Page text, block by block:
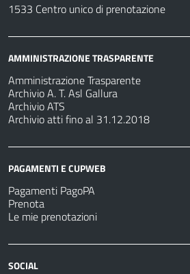
1533 Centro unico di prenotazione
AMMINISTRAZIONE TRASPARENTE
Amministrazione Trasparente
Archivio A. T. Asl Gallura
Archivio ATS
Archivio atti fino al 31.12.2018
PAGAMENTI E CUPWEB
Pagamenti PagoPA
Prenota
Le mie prenotazioni
SOCIAL